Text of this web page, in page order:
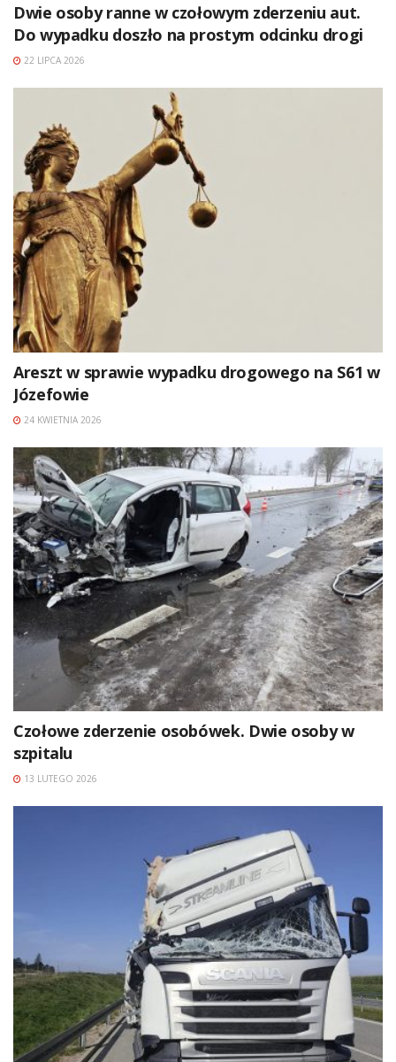
Dwie osoby ranne w czołowym zderzeniu aut.
Do wypadku doszło na prostym odcinku drogi
22 LIPCA 2026
Areszt w sprawie wypadku drogowego na S61 w
Józefowie
24 KWIETNIA 2026
Czołowe zderzenie osobówek. Dwie osoby w
szpitalu
13 LUTEGO 2026